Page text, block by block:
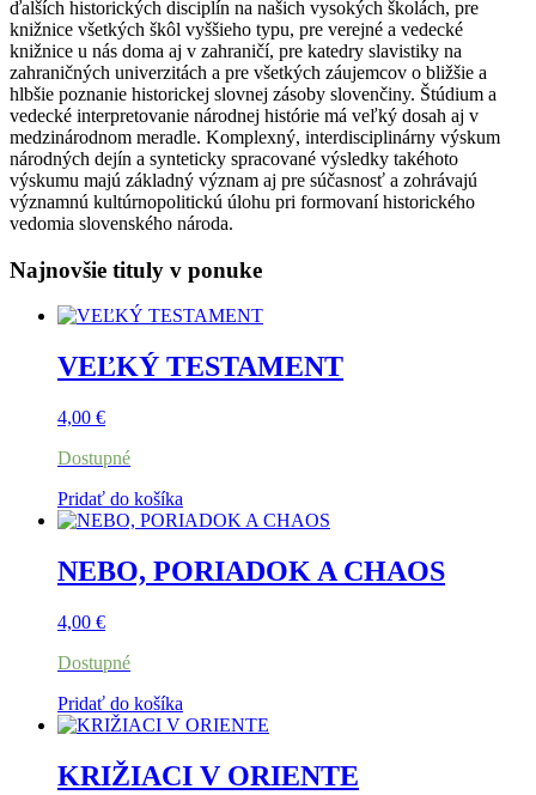
ďalších historických disciplín na našich vysokých školách, pre
knižnice všetkých škôl vyššieho typu, pre verejné a vedecké
knižnice u nás doma aj v zahraničí, pre katedry slavistiky na
zahraničných univerzitách a pre všetkých záujemcov o bližšie a
hlbšie poznanie historickej slovnej zásoby slovenčiny. Štúdium a
vedecké interpretovanie národnej histórie má veľký dosah aj v
medzinárodnom meradle. Komplexný, interdisciplinárny výskum
národných dejín a synteticky spracované výsledky takéhoto
výskumu majú základný význam aj pre súčasnosť a zohrávajú
významnú kultúrnopolitickú úlohu pri formovaní historického
vedomia slovenského národa.
Najnovšie tituly v ponuke
VEĽKÝ TESTAMENT
4,00 €
Dostupné
Pridať do košíka
NEBO, PORIADOK A CHAOS
4,00 €
Dostupné
Pridať do košíka
KRIŽIACI V ORIENTE